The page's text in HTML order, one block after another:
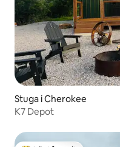
Stuga i Cherokee
K7 Depot